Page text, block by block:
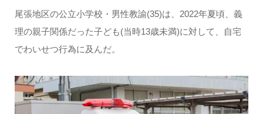
尾張地区の公立小学校・男性教諭(35)は、2022年夏頃、義
理の親子関係だった子ども(当時13歳未満)に対して、自宅
でわいせつ行為に及んだ。